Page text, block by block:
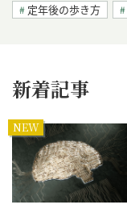
定年後の歩き方
新着記事
NEW